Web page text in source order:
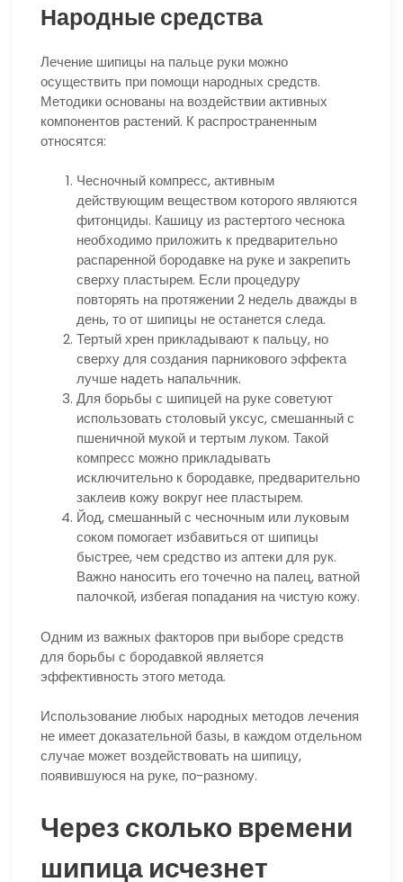
Народные средства
Лечение шипицы на пальце руки можно
осуществить при помощи народных средств.
Методики основаны на воздействии активных
компонентов растений. К распространенным
относятся:
Чесночный компресс, активным
действующим веществом которого являются
фитонциды. Кашицу из растертого чеснока
необходимо приложить к предварительно
распаренной бородавке на руке и закрепить
сверху пластырем. Если процедуру
повторять на протяжении 2 недель дважды в
день, то от шипицы не останется следа.
Тертый хрен прикладывают к пальцу, но
сверху для создания парникового эффекта
лучше надеть напальчник.
Для борьбы с шипицей на руке советуют
использовать столовый уксус, смешанный с
пшеничной мукой и тертым луком. Такой
компресс можно прикладывать
исключительно к бородавке, предварительно
заклеив кожу вокруг нее пластырем.
Йод, смешанный с чесночным или луковым
соком помогает избавиться от шипицы
быстрее, чем средство из аптеки для рук.
Важно наносить его точечно на палец, ватной
палочкой, избегая попадания на чистую кожу.
Одним из важных факторов при выборе средств
для борьбы с бородавкой является
эффективность этого метода.
Использование любых народных методов лечения
не имеет доказательной базы, в каждом отдельном
случае может воздействовать на шипицу,
появившуюся на руке, по-разному.
Через сколько времени
шипица исчезнет